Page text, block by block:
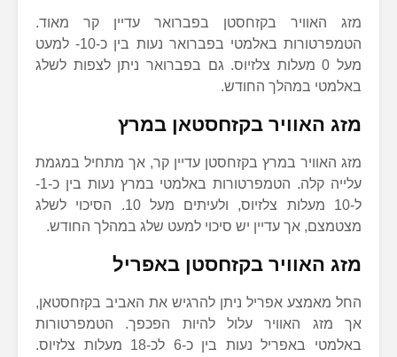
מזג האוויר בקזחסטן בפברואר עדיין קר מאוד.
הטמפרטורות באלמטי בפברואר נעות בין כ-10- למעט
מעל 0 מעלות צלזיוס. גם בפברואר ניתן לצפות לשלג
באלמטי במהלך החודש.
מזג האוויר בקזחסטאן במרץ
מזג האוויר במרץ בקזחסטן עדיין קר, אך מתחיל במגמת
עלייה קלה. הטמפרטורות באלמטי במרץ נעות בין כ-1-
ל-10 מעלות צלזיוס, ולעיתים מעל 10. הסיכוי לשלג
מצטמצם, אך עדיין יש סיכוי למעט שלג במהלך החודש.
מזג האוויר בקזחסטן באפריל
החל מאמצע אפריל ניתן להרגיש את האביב בקזחסטאן,
אך מזג האוויר עלול להיות הפכפך. הטמפרטורות
באלמטי באפריל נעות בין כ-6 לכ-18 מעלות צלזיוס.